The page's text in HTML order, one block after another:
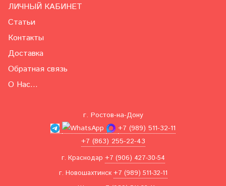
ЛИЧНЫЙ КАБИНЕТ
Статьи
Контакты
Доставка
Обратная связь
О Нас...
г. Ростов-на-Дону
+7 (989) 511-32-11
+7 (863) 255-22-43
г. Краснодар +7 (906) 427-30-54
г. Новошахтинск +7 (989) 511-32-11